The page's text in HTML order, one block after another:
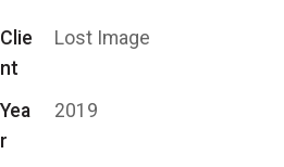
Clie
nt
Lost Image
Yea
r
2019